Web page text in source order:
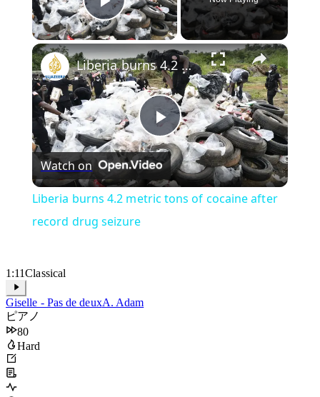
Play Video
Now Playing
×
Play
Video
Liberia burns 4.2 metric tons of cocaine after record drug seizure
Watch on
Liberia burns 4.2 metric tons of cocaine after
1:11Classical
Giselle - Pas de deux
ピアノ